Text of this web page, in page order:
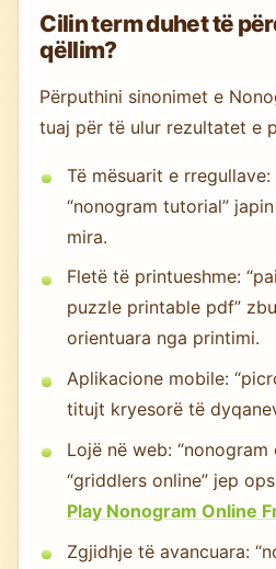
Cilin term duhet të
qëllim?
Përputhini sinonimet e
tuaj për të ulur rezultatet e
Të mësuarit e rregullave:
“nonogram tutorial”
mira.
Fletë të printueshme:
puzzle printable pdf”
orientuara nga printimi.
Aplikacione mobile:
titujt kryesorë të
Lojë në web: “nonogram
“griddlers online” jep
Play Nonogram Online
Zgjidhje të avancuara: